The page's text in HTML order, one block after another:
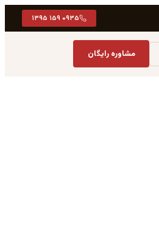
۰۹۳۵ ۱۵۹ ۱۳۹۵
مشاوره رایگان